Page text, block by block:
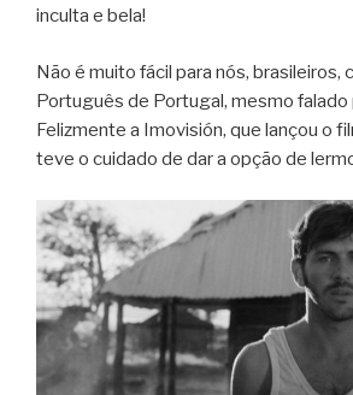
inculta e bela!
Não é muito fácil para nós, brasileiros,
Português de Portugal, mesmo falado
Felizmente a Imovisión, que lançou o
teve o cuidado de dar a opção de